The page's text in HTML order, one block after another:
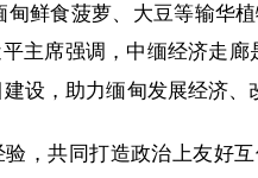
鲜食菠萝、大豆等输华植
主席强调，中缅经济走廊
设，助力缅甸发展经济、
，共同打造政治上友好